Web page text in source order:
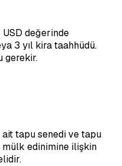
değerinde
3 yıl kira taahhüdü.
gerekir.
ait tapu senedi ve tapu
mülk edinimine ilişkin